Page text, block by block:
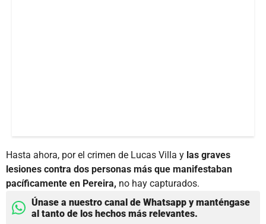
Hasta ahora, por el crimen de Lucas Villa y las graves
lesiones contra dos personas más que manifestaban
pacíficamente en Pereira, no hay capturados.
Únase a nuestro canal de Whatsapp y manténgase
al tanto de los hechos más relevantes.